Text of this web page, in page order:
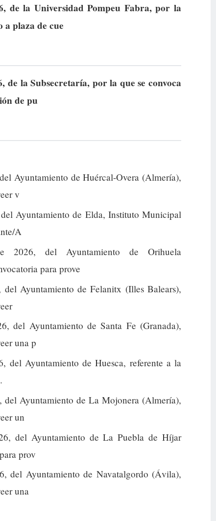
de la Universidad Pompeu Fabra, por la
a plaza de cue
de la Subsecretaría, por la que se convoca
de pu
Ayuntamiento de Huércal-Overa (Almería),
v
Ayuntamiento de Elda, Instituto Municipal
A
del Ayuntamiento de Orihuela
para prove
Ayuntamiento de Felanitx (Illes Balears),
del Ayuntamiento de Santa Fe (Granada),
una p
del Ayuntamiento de Huesca, referente a la
del Ayuntamiento de La Mojonera (Almería),
un
del Ayuntamiento de La Puebla de Híjar
prov
del Ayuntamiento de Navatalgordo (Ávila),
una